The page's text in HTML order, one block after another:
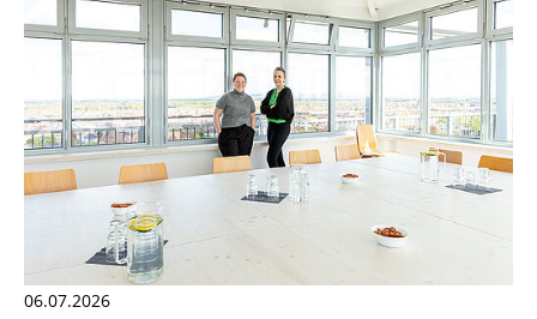
06.07.2026